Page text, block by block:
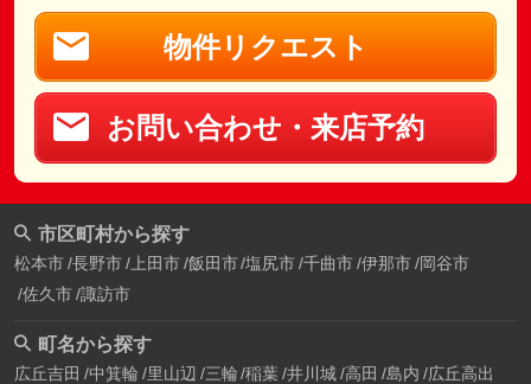
物件リクエスト
お問い合わせ・来店予約
市区町村から探す
松本市 長野市 上田市 飯田市 塩尻市 千曲市 伊那市 岡谷市
佐久市 諏訪市
町名から探す
広丘吉田 中箕輪 里山辺 三輪 稲葉 井川城 高田 島内 広丘高出